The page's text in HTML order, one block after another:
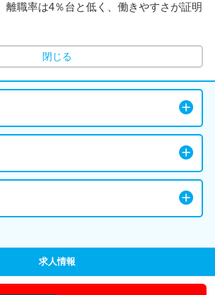
離職率は4％台と低く、働きやすさが証明
閉じる
求人情報